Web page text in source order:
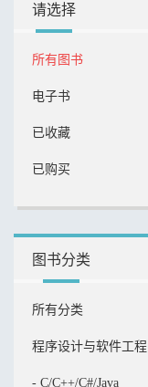
请选择
所有图书
电子书
已收藏
已购买
图书分类
所有分类
程序设计与软件工程
- C/C++/C#/Java